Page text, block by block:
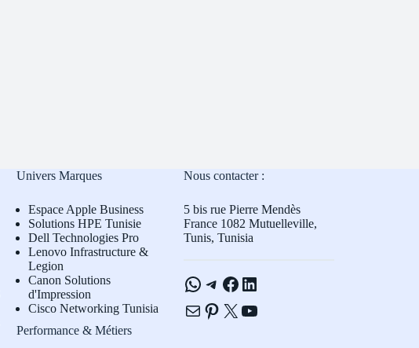
Univers Marques
Espace Apple Business
Solutions HPE Tunisie
Dell Technologies Pro
Lenovo Infrastructure &
Legion
Canon Solutions
d'Impression
Cisco Networking Tunisia
Performance & Métiers
Nous contacter :
5 bis rue Pierre Mendès
France 1082 Mutuelleville,
Tunis, Tunisia
WhatsApp
Telegram
Facebook
LinkedIn
E-mailPinterest
X YouTube